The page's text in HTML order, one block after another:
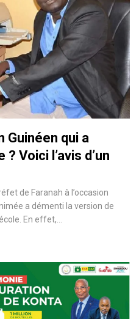
Guinéen qui a
Voici l’avis d’un
de Faranah à l’occasion
a démenti la version de
En effet,